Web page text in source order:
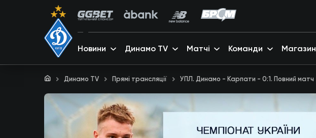
Новини Динамо TV Матчі Команди Магазин
Динамо TV Прямі трансляції УПЛ. Динамо - Карпати - 0:1. Повний матч